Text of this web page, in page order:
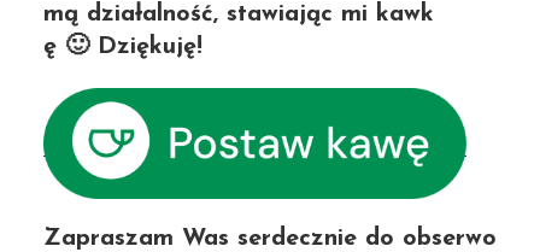
mą działalność, stawiając mi kawk
ę 🙂 Dziękuję!
Zapraszam Was serdecznie do obserwo